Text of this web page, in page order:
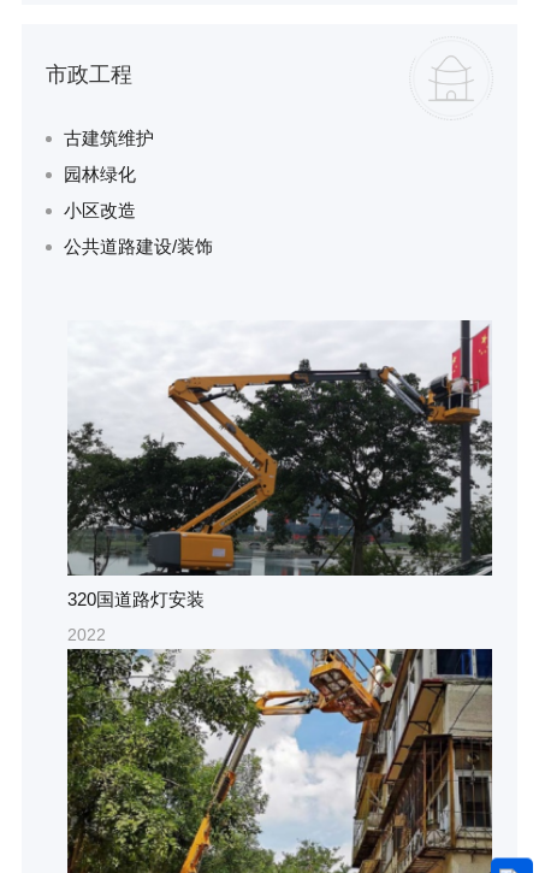
市政工程
古建筑维护
园林绿化
小区改造
公共道路建设/装饰
320国道路灯安装
2022